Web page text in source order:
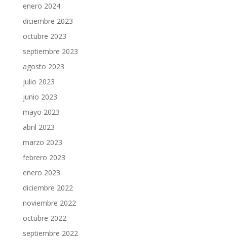
enero 2024
diciembre 2023
octubre 2023
septiembre 2023
agosto 2023
julio 2023
junio 2023
mayo 2023
abril 2023
marzo 2023
febrero 2023
enero 2023
diciembre 2022
noviembre 2022
octubre 2022
septiembre 2022